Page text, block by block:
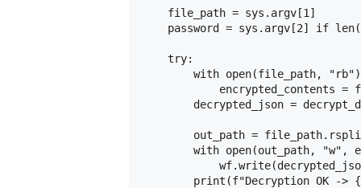
    file_path = sys.argv[1]
password = sys.argv[2] if
    try:
with open(file_path,
encrypted_contents =
decrypted_json =
out_path =
with open(out_path, "w",
print(f"Decryption OK ->